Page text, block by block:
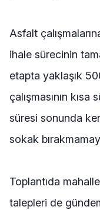
Asfalt
ihale sürecinin
etapta yaklaşık
çalışmasının
süresi sonunda
sokak
Toplantıda
talepleri de